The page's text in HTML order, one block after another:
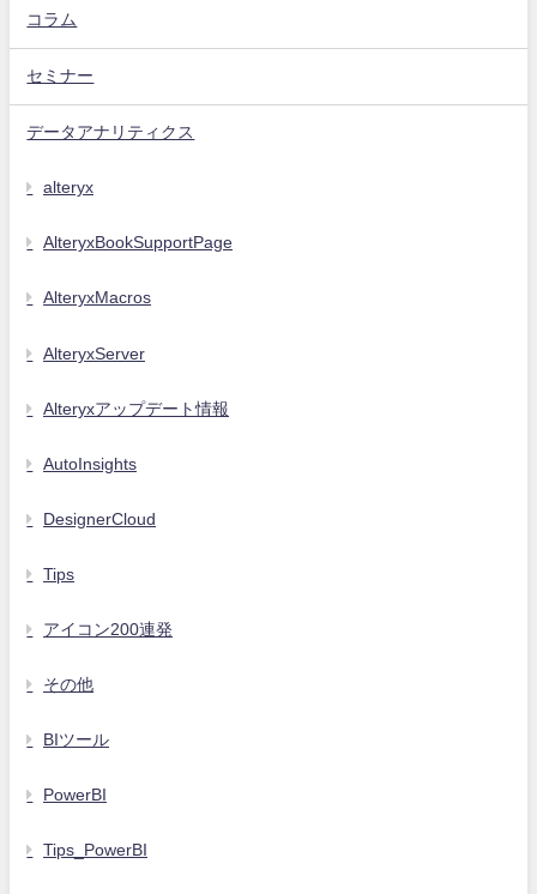
コラム
セミナー
データアナリティクス
alteryx
AlteryxBookSupportPage
AlteryxMacros
AlteryxServer
Alteryxアップデート情報
AutoInsights
DesignerCloud
Tips
アイコン200連発
その他
BIツール
PowerBI
Tips_PowerBI